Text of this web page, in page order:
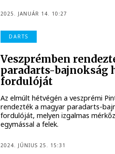
2025. JANUÁR 14. 10:27
DARTS
Veszprémben
paradarts-bajnokság
fordulóját
Az elmúlt hétvégén a veszprémi
rendezték a magyar paradarts-
fordulóját, melyen izgalmas
egymással a felek.
2024. JÚNIUS 25. 15:31